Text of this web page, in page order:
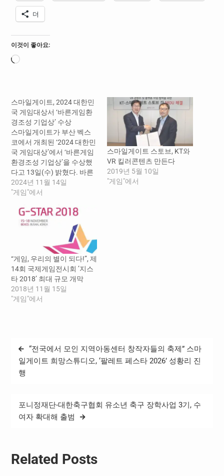
더
이것이 좋아요:
로
스마일게이트, 2024 대한민
국 게임대상서 ‘바른게임환
경조성 기업상’ 수상
스마일게이트가 부산 벡스
코에서 개최된 ‘2024 대한민
국 게임대상’에서 ‘바른게임
환경조성 기업상’을 수상했
다고 13일(수) 밝혔다. 바른
게임환경조성 기업상은 올
바른 게임 서비스 환경을 조
위해 상생과 협력을 이끌어
온 기업을 선정하고 널리 알
리기 위해 올해 게임대상에
신설됐다. 스마일게이트는
글로벌 ESD 플랫폼 ‘스토브
스토어’를 운영하고 있으며,
창작자와 유저를 아우르는
오픈 플랫폼으로서 인디게
임 창작자 지원에 힘써왔다.
…
2024년 11월 14일
"게임"에서
스마일게이트 스토브, KT와
VR 킬러콘텐츠 만든다
2019년 5월 10일
"게임"에서
“게임, 우리의 별이 되다!”, 제
14회 국제게임전시회 ’지스
타 2018’ 최대 규모 개막
2018년 11월 15일
"게임"에서
글
탐
색
“전국에서 모인 지역아동센터 창작자들의 축제” 스마
일게이트 희망스튜디오, ‘팔레트 페스타 2026’ 성황리 진
행
포니정재단-대한축구협회 유소년 축구 장학사업 3기, 수
여자 확대해 출범
Related Posts